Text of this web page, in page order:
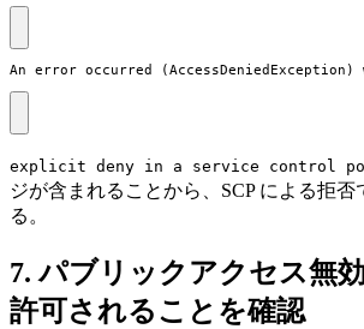
An error occurred
explicit deny in a service control
ジが含まれることから、SCP による拒
る。
7. パブリックアクセス無
許可されることを確認